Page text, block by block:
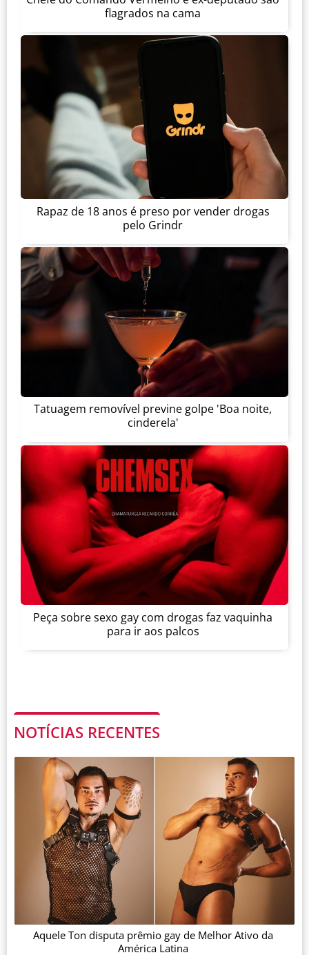
flagrados na cama
Rapaz de 18 anos é preso por vender drogas
pelo Grindr
Tatuagem removível previne golpe 'Boa noite,
cinderela'
Peça sobre sexo gay com drogas faz vaquinha
para ir aos palcos
NOTÍCIAS RECENTES
Aquele Ton disputa prêmio gay de Melhor Ativo da
América Latina